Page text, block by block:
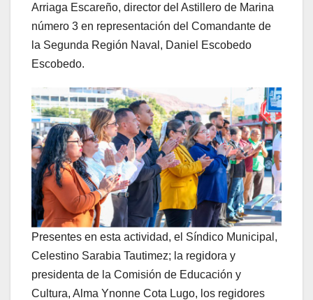
Arriaga Escareño, director del Astillero de Marina
número 3 en representación del Comandante de
la Segunda Región Naval, Daniel Escobedo
Escobedo.
Presentes en esta actividad, el Síndico Municipal,
Celestino Sarabia Tautimez; la regidora y
presidenta de la Comisión de Educación y
Cultura, Alma Ynonne Cota Lugo, los regidores